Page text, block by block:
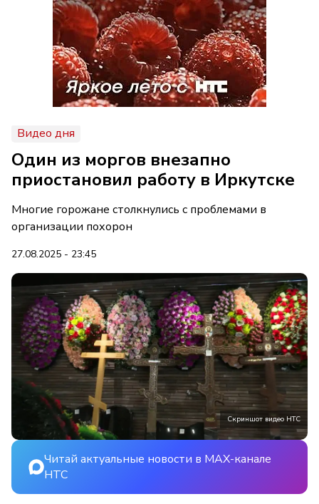
Видео дня
Один из моргов внезапно
приостановил работу в Иркутске
Многие горожане столкнулись с проблемами в
организации похорон
27.08.2025 - 23:45
Скриншот видео НТС
Читай актуальные новости в MAX-канале
НТС